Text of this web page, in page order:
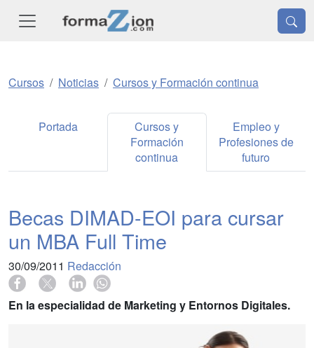
Cursos Noticias Cursos y Formación continua
Portada
Cursos y
Formación
continua
Empleo y
Profesiones de
futuro
Becas DIMAD-EOI para cursar
un MBA Full Time
30/09/2011 Redacción
En la especialidad de Marketing y Entornos Digitales.